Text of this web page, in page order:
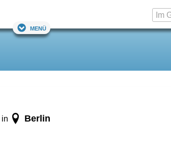
Menü
in Berlin